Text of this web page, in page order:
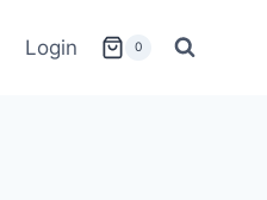
Login 0